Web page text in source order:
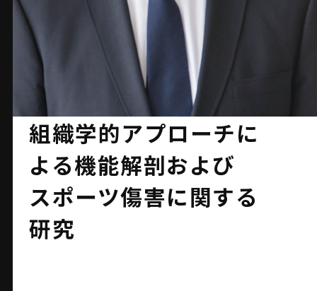
組織学的アプローチに
よる機能解剖および
スポーツ傷害に関する
研究